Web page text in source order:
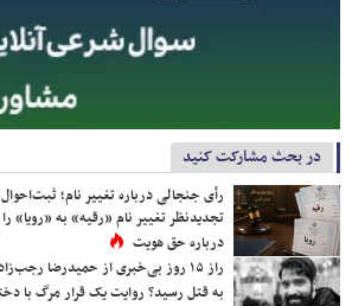
در بحث مشارکت کنید
رأی جنجالی درباره تغییر نام؛
تجدیدنظر تغییر نام «رقیه» به
درباره حق هویت
راز ۱۵ روز بی‌خبری از حمیدرضا
به قتل رسید؟ روایت یک قرار مرگ با